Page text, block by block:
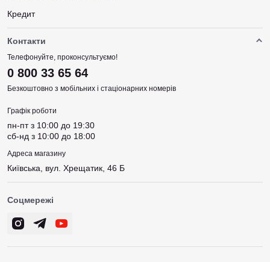
Кредит
Контакти
Телефонуйте, проконсультуємо!
0 800 33 65 64
Безкоштовно з мобільних і стаціонарних номерів
Графік роботи
пн-пт з 10:00 до 19:30
сб-нд з 10:00 до 18:00
Адреса магазину
Київська, вул. Хрещатик, 46 Б
Соцмережі